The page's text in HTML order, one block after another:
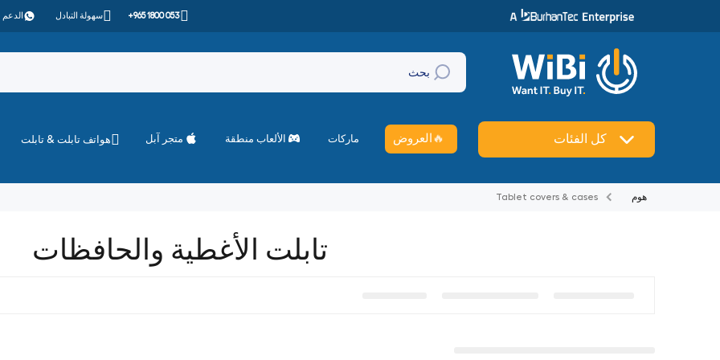
تخطي إلى المحتوى +965 1800 053 سهولة التبادل
بحث
كل الفئات 🔥 العروض ماركات الألعاب منطقة متجر آبل هواتف تابلت & تابلت
هوم Tablet covers & cases
تابلت الأغطية والحافظات